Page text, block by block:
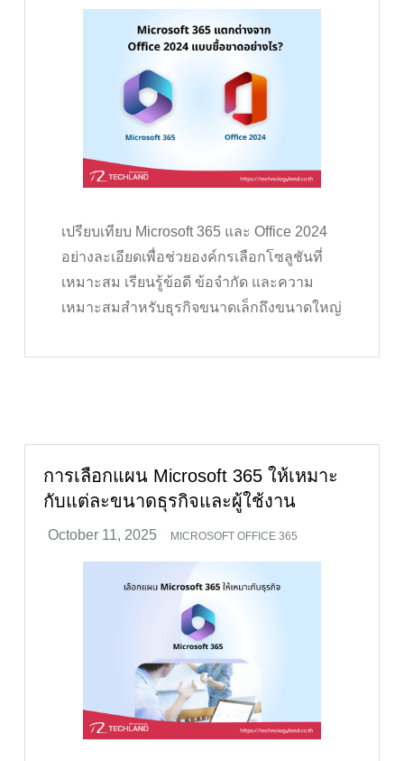
เปรียบเทียบ Microsoft 365 และ Office 2024
อย่างละเอียดเพื่อช่วยองค์กรเลือกโซลูชันที่
เหมาะสม เรียนรู้ข้อดี ข้อจำกัด และความ
เหมาะสมสำหรับธุรกิจขนาดเล็กถึงขนาดใหญ่
การเลือกแผน Microsoft 365 ให้เหมาะ
กับแต่ละขนาดธุรกิจและผู้ใช้งาน
MICROSOFT OFFICE 365